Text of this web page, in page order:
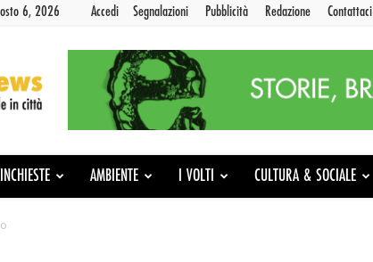
6, 2026 Accedi Segnalazioni Pubblicità Redazione Contattaci
INCHIESTE AMBIENTE I VOLTI CULTURA & SOCIALE